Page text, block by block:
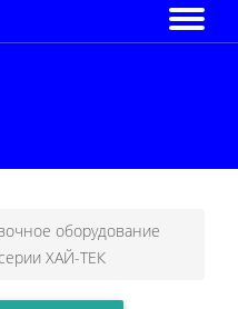
оборудование
ХАЙ-ТЕК